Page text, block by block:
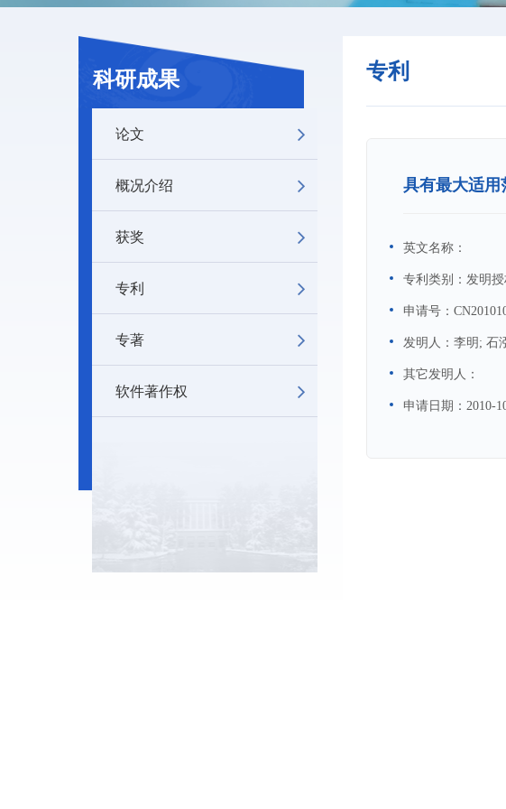
科研成果
论文
概况介绍
获奖
专利
专著
软件著作权
专利
具有最大适用
英文名称：
专利类别： 发明授
申请号：
发明人： 李明; 石
其它发明人：
申请日期： 2010-